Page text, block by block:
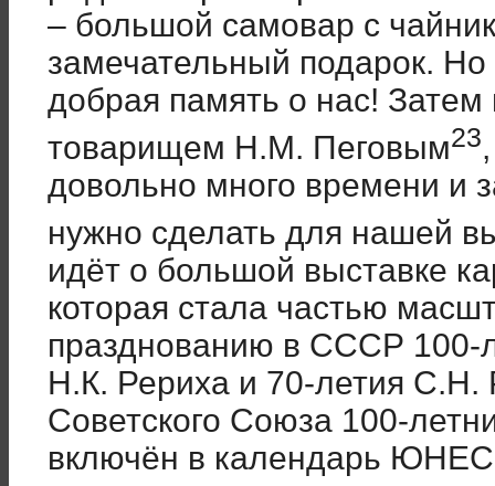
– большой самовар с
замечательный подарок. Но
добрая память о нас!
товарищем Н.М. Пеговым23
довольно много времени и
нужно сделать для нашей
идёт о большой выставке
которая стала частью
празднованию в СССР 100-
Н.К. Рериха и 70-летия
Советского Союза 100-
включён в календарь